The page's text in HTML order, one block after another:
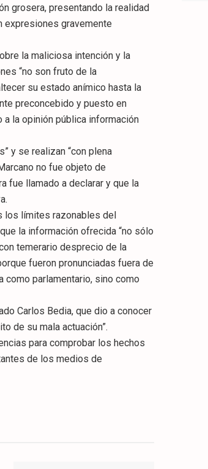
grosera, presentando la realidad
expresiones gravemente
la maliciosa intención y la
“no son fruto de la
su estado anímico hasta la
preconcebido y puesto en
a la opinión pública información
y se realizan “con plena
no fue objeto de
fue llamado a declarar y que la
los límites razonables del
la información ofrecida “no sólo
temerario desprecio de la
fueron pronunciadas fuera de
como parlamentario, sino como
Carlos Bedia, que dio a conocer
de su mala actuación”.
para comprobar los hechos
de los medios de